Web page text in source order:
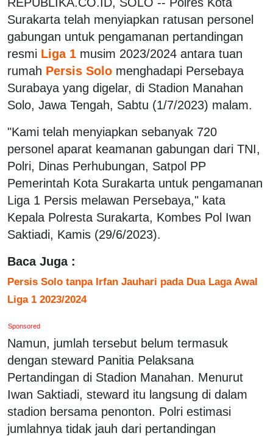
Surakarta telah menyiapkan ratusan personel
gabungan untuk pengamanan pertandingan
resmi Liga 1 musim 2023/2024 antara tuan
rumah Persis Solo menghadapi Persebaya
Surabaya yang digelar, di Stadion Manahan
Solo, Jawa Tengah, Sabtu (1/7/2023) malam.
"Kami telah menyiapkan sebanyak 720
personel aparat keamanan gabungan dari TNI,
Polri, Dinas Perhubungan, Satpol PP
Pemerintah Kota Surakarta untuk pengamanan
Liga 1 Persis melawan Persebaya," kata
Kepala Polresta Surakarta, Kombes Pol Iwan
Saktiadi, Kamis (29/6/2023).
Baca Juga :
Persis Solo tanpa Irfan Jauhari pada Dua Laga Awal
Liga 1 2023/2024
Sponsored
Namun, jumlah tersebut belum termasuk
dengan steward Panitia Pelaksana
Pertandingan di Stadion Manahan. Menurut
Iwan Saktiadi, steward itu langsung di dalam
stadion bersama penonton. Polri estimasi
jumlahnya tidak jauh dari pertandingan